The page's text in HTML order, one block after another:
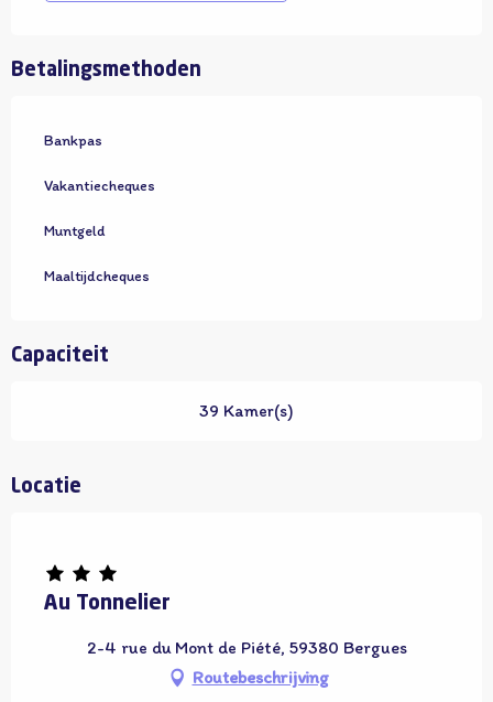
Betalingsmethoden
Bankpas
Vakantiecheques
Muntgeld
Maaltijdcheques
Capaciteit
39 Kamer(s)
Locatie
Au Tonnelier
2-4 rue du Mont de Piété, 59380 Bergues
Routebeschrijving